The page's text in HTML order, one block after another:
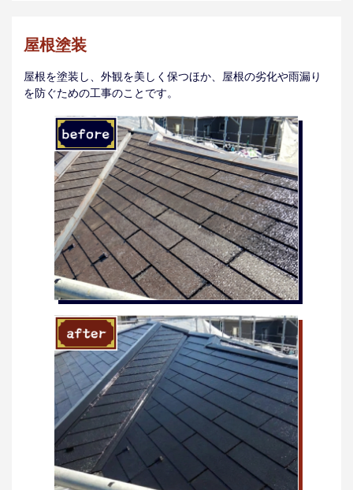
屋根塗装
屋根を塗装し、外観を美しく保つほか、屋根の劣化や雨漏り
を防ぐための工事のことです。